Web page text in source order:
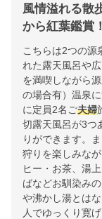
風情溢れる散
から紅葉鑑賞！
こちらは2つの源
れた露天風呂や
を満喫しながら
の場合有）温泉
に定員2名ご夫婦
切露天風呂が3つ
りができます。
狩りを楽しみな
ヒー・お茶、湯
ばなどお馴染み
や沸かし湯とは
人でゆっくり寛